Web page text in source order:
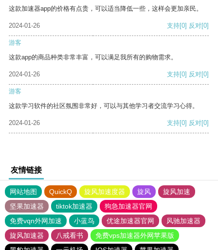
这款加速器app的价格有点贵，可以适当降低一些，这样会更加亲民。
2024-01-26 支持[0] 反对[0]
游客
这款app的商品种类非常丰富，可以满足我所有的购物需求。
2024-01-26 支持[0] 反对[0]
游客
这款学习软件的社区氛围非常好，可以与其他学习者交流学习心得。
2024-01-26 支持[0] 反对[0]
友情链接
网站地图 QuickQ 旋风加速度器 旋风
旋风加速
坚果加速器
tiktok加速器
狗急加速器官网
免费vqn外网加速
小蓝鸟 优途加速器官网
风驰加速器
旋风加速器
八戒看书
免费vps加速器外网苹果版